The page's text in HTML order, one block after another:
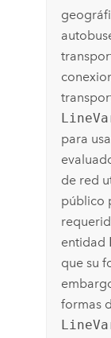
para
de red
público
entidad
que su
formas